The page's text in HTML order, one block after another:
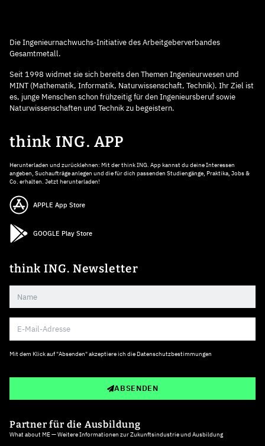
Die Ingenieurnachwuchs-Initiative des Arbeitgeberverbandes
Gesamtmetall.
Seit 1998 widmet sie sich bereits den Themen Ingenieurwesen und
MINT (Mathematik, Informatik, Naturwissenschaft, Technik). Ihr Ziel ist
es, junge Menschen schon frühzeitig für den Ingenieursberuf sowie
Naturwissenschaften und Technik zu begeistern.
think ING. APP
Herunterladen und zurücklehnen: Mit der think ING. App kannst du deine Interessen
angeben, Suchaufträge anlegen und die für dich passenden Studiengänge, Praktika, Jobs &
Co. erhalten. Jetzt herunterladen!
APPLE App Store
GOOGLE Play Store
think ING. Newsletter
Mit dem Klick auf "Absenden" akzeptiere ich die Datenschutzbestimmungen
ABSENDEN
Partner für die Ausbildung
What about ME — Weitere Informationen zur Zukunftsindustrie und Ausbildung